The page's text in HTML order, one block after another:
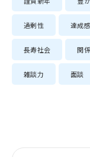
過剰性 達成感
長寿社会 関
雑談力 面談